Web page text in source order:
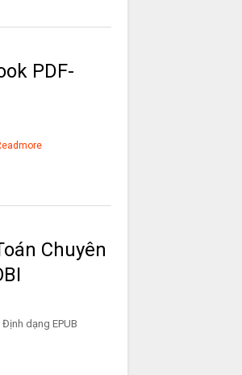
PDF-
Chuyên
Định dạng EPUB